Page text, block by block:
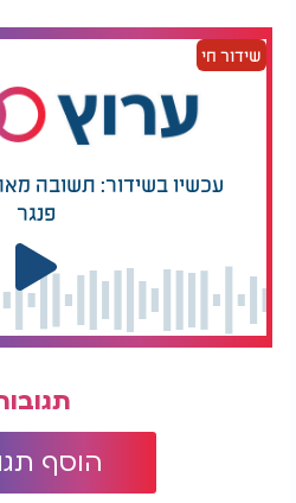
שידור חי
עכשיו בשידור: תשובה
פנגר
הוסף